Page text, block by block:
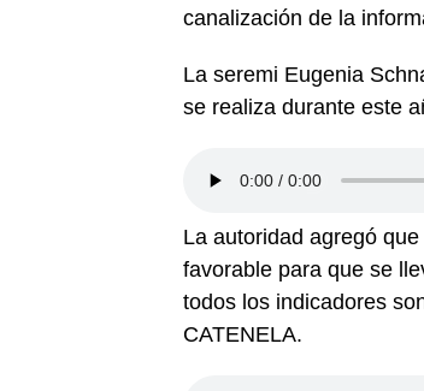
canalización de la
La seremi Eugenia
se realiza durante este
La autoridad agregó
favorable para que se
todos los indicadores
CATENELA.